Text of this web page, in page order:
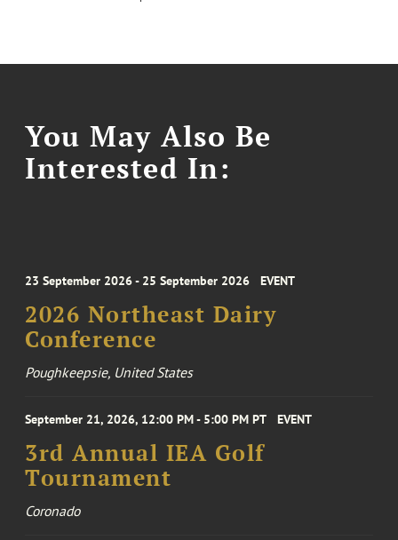
You May Also Be
Interested In:
23 September 2026 - 25 September 2026 EVENT
2026 Northeast Dairy
Conference
Poughkeepsie, United States
September 21, 2026, 12:00 PM - 5:00 PM PT EVENT
3rd Annual IEA Golf
Tournament
Coronado